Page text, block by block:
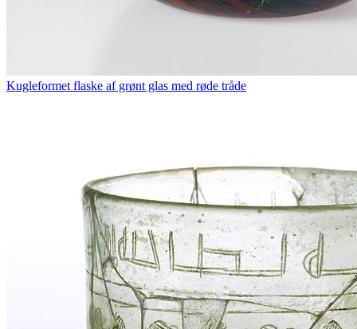
Kugleformet flaske af grønt glas med røde tråde